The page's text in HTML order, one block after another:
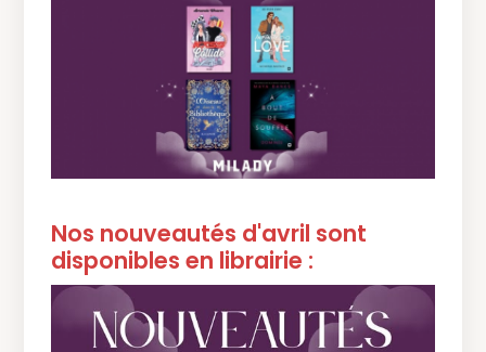
Nos nouveautés d'avril sont
disponibles en librairie :